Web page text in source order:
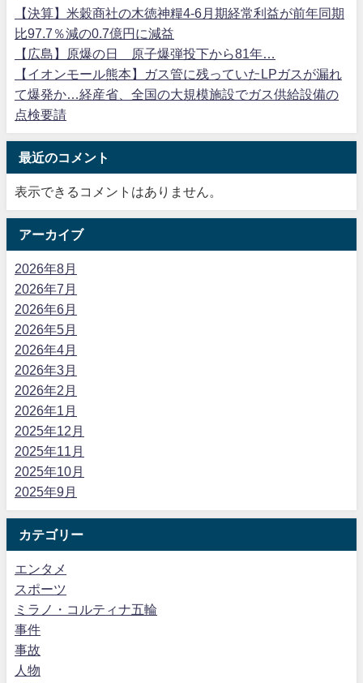
【決算】米穀商社の木徳神糧4-6月期経常利益が前年同期
比97.7％減の0.7億円に減益
【広島】原爆の日 原子爆弾投下から81年…
【イオンモール熊本】ガス管に残っていたLPガスが漏れ
て爆発か…経産省、全国の大規模施設でガス供給設備の
点検要請
最近のコメント
表示できるコメントはありません。
アーカイブ
2026年8月
2026年7月
2026年6月
2026年5月
2026年4月
2026年3月
2026年2月
2026年1月
2025年12月
2025年11月
2025年10月
2025年9月
カテゴリー
エンタメ
スポーツ
ミラノ・コルティナ五輪
事件
事故
人物